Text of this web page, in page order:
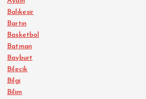
Balıkesir
Bartın
Basketbol
Batman
Bayburt
Bilecik
Bilgi
Bilim